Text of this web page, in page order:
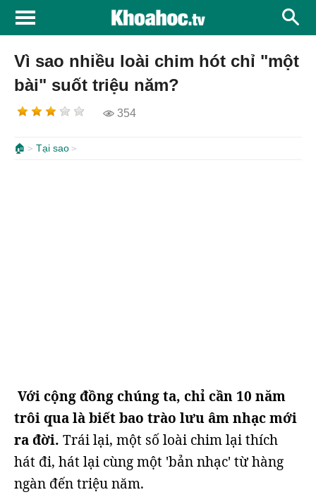
Vì sao nhiều loài chim hót chỉ "một
bài" suốt triệu năm?
354
🏠 Tại sao
Với cộng đồng chúng ta, chỉ cần 10 năm
trôi qua là biết bao trào lưu âm nhạc mới
ra đời. Trái lại, một số loài chim lại thích
hát đi, hát lại cùng một 'bản nhạc' từ hàng
ngàn đến triệu năm.